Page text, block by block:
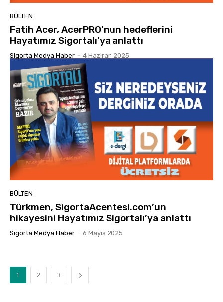
BÜLTEN
Fatih Acer, AcerPRO’nun hedeflerini
Hayatımız Sigortalı’ya anlattı
Sigorta Medya Haber - 4 Haziran 2025
BÜLTEN
Türkmen, SigortaAcentesi.com’un
hikayesini Hayatımız Sigortalı’ya anlattı
Sigorta Medya Haber - 6 Mayıs 2025
1 2 3